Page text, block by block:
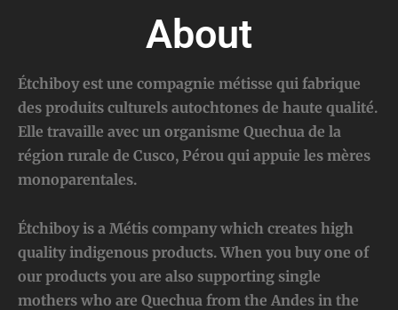
About
Étchiboy est une compagnie métisse qui fabrique
des produits culturels autochtones de haute qualité.
Elle travaille avec un organisme Quechua de la
région rurale de Cusco, Pérou qui appuie les mères
monoparentales.
Étchiboy is a Métis company which creates high
quality indigenous products. When you buy one of
our products you are also supporting single
mothers who are Quechua from the Andes in the